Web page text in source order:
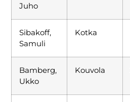
Juho
Sibakoff,
Samuli
Kotka
Bamberg,
Ukko
Kouvola